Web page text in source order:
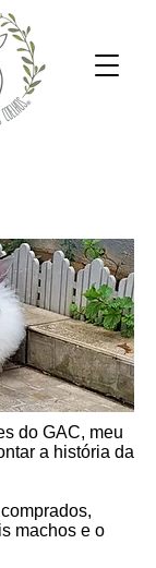
do‎ GAC,‎ meu‎
a história da
machos e o